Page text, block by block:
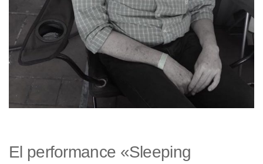
El performance «Sleeping